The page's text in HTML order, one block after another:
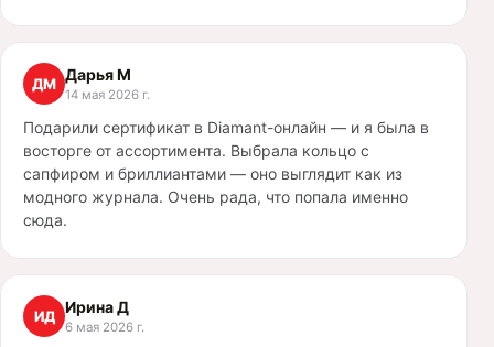
ДМ Дарья М
14 мая 2026 г.
Подарили сертификат в Diamant-онлайн — и я была в
восторге от ассортимента. Выбрала кольцо с
сапфиром и бриллиантами — оно выглядит как из
модного журнала. Очень рада, что попала именно
сюда.
ИД Ирина Д
6 мая 2026 г.